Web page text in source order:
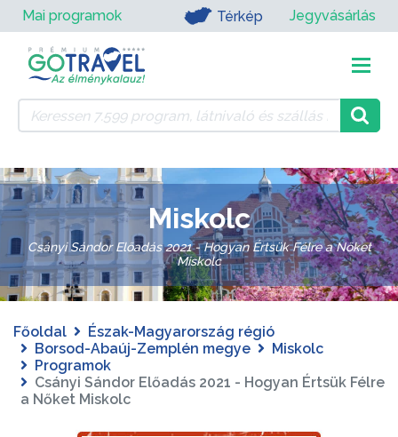
Mai programok Térkép Jegyvásárlás
Miskolc
Csányi Sándor Előadás 2021 - Hogyan Értsük Félre a Nőket
Miskolc
Főoldal
Észak-Magyarország régió
Borsod-Abaúj-Zemplén megye
Miskolc
Programok
Csányi Sándor Előadás 2021 - Hogyan Értsük Félre
a Nőket Miskolc